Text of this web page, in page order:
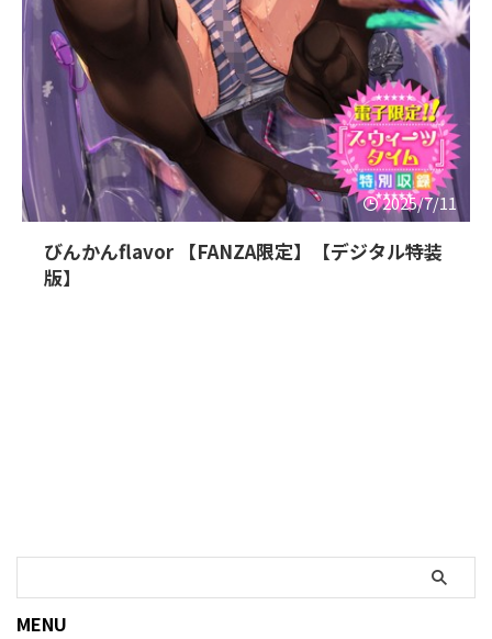
2025/7/11
びんかんflavor 【FANZA限定】【デジタル特装
版】
MENU